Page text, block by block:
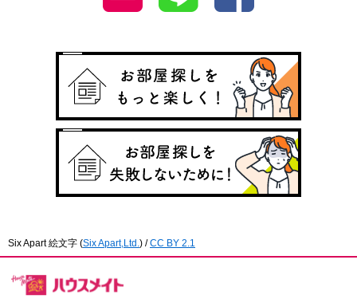
Six Apart 絵文字 (Six Apart,Ltd. ) /CC BY 2.1